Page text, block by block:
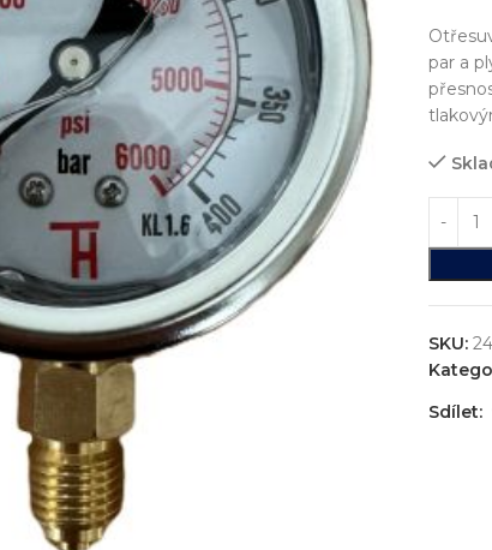
systémů
20 let jsme realizovali více než
se na konstrukci zakázkových zařízení, která
Návrh a prototypování
par a
SKU:
Sdílet: